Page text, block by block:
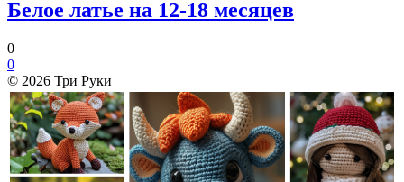
Белое латье на 12-18 месяцев
0
0
© 2026 Три Руки